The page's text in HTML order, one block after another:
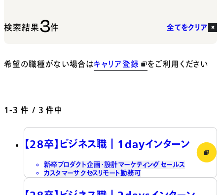
検索結果3件 全てをクリア
希望の職種がない場合はキャリア登録 をご利用ください
1-3 件 / 3 件中
【28卒】ビジネス職┃1dayインターン
新卒プロダクト企画・設計マーケティング セールス
カスタマーサクセスリモート勤務可